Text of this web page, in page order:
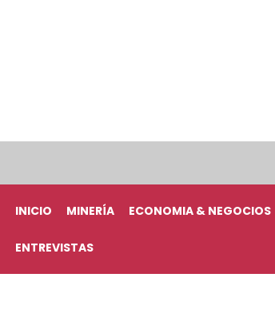
INICIO MINERÍA ECONOMIA & NEGOCIOS
ENTREVISTAS